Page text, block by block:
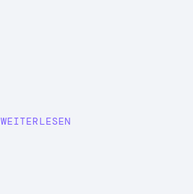
WEITERLESEN